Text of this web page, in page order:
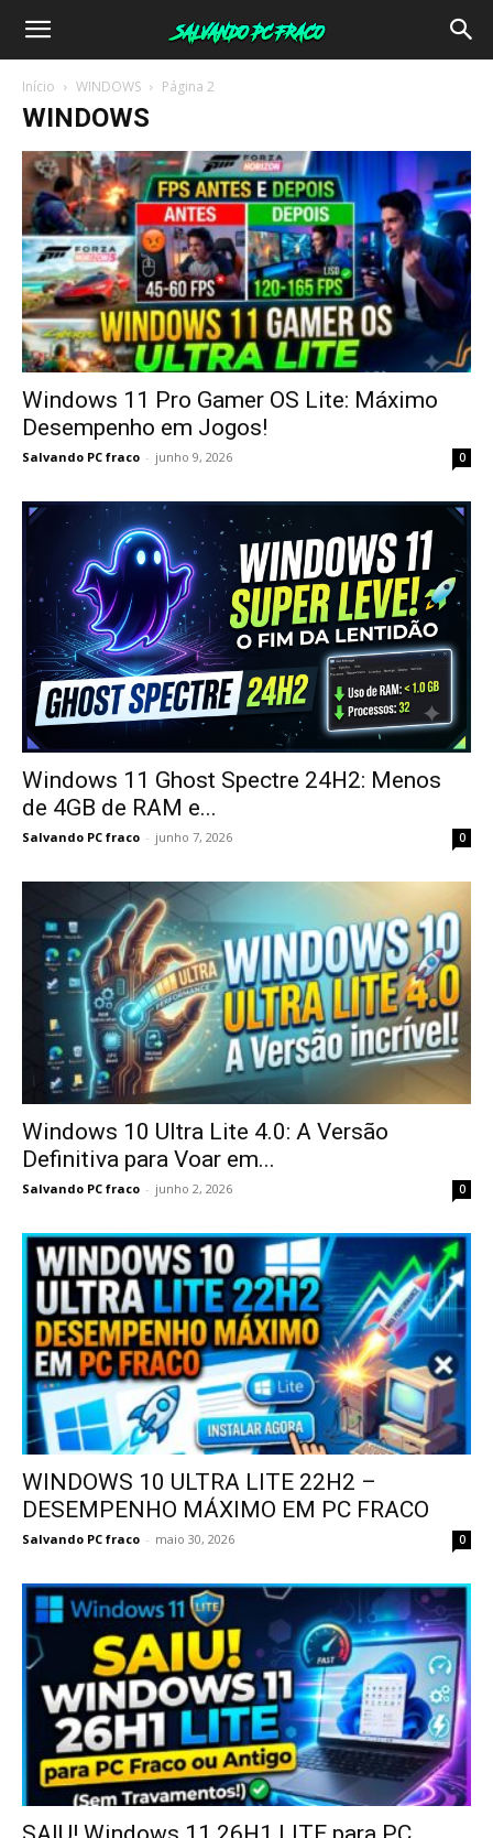
Salvando
Fraco
Início WINDOWS Página 2
WINDOWS
Windows 11 Pro Gamer OS Lite: Máximo
Desempenho em Jogos!
Salvando PC fraco - junho 9, 2026 0
Windows 11 Ghost Spectre 24H2: Menos
de 4GB de RAM e...
Salvando PC fraco - junho 7, 2026 0
Windows 10 Ultra Lite 4.0: A Versão
Definitiva para Voar em...
Salvando PC fraco - junho 2, 2026 0
WINDOWS 10 ULTRA LITE 22H2 –
DESEMPENHO MÁXIMO EM PC FRACO
Salvando PC fraco - maio 30, 2026 0